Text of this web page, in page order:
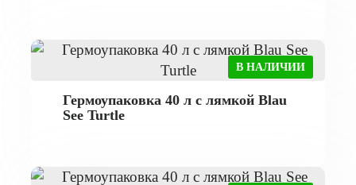
В НАЛИЧИИ
Гермоупаковка 40 л с лямкой Blau
See Turtle